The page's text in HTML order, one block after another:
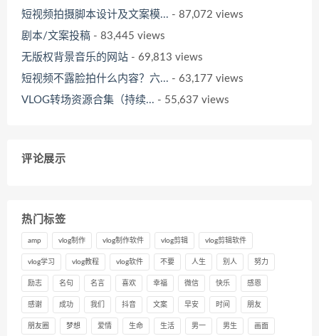
短视频拍摄脚本设计及文案模... - 87,072 views
剧本/文案投稿 - 83,445 views
无版权背景音乐的网站 - 69,813 views
短视频不露脸拍什么内容？六... - 63,177 views
VLOG转场资源合集（持续... - 55,637 views
评论展示
热门标签
amp vlog制作 vlog制作软件 vlog剪辑 vlog剪辑软件
vlog学习 vlog教程 vlog软件 不要 人生 别人 努力
励志 名句 名言 喜欢 幸福 微信 快乐 感恩
感谢 成功 我们 抖音 文案 早安 时间 朋友
朋友圈 梦想 爱情 生命 生活 男一 男生 画面